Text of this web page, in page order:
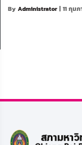
By Administrator | 11 กุม